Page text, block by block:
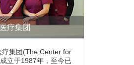
疗集团
疗集团(The Center for
立于1987年，至今已